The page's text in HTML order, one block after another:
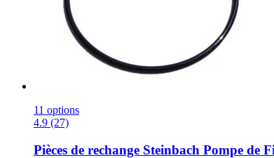
11 options
4.9 (27)
Pièces de rechange Steinbach Pompe de